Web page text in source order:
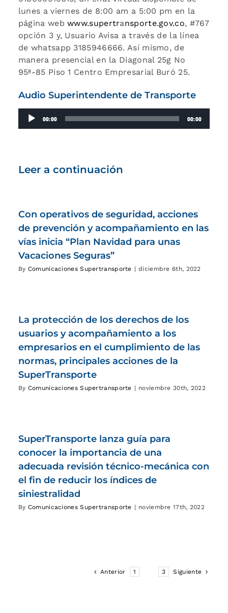
lunes a viernes de 8:00 am a 5:00 pm en la
página webwww.supertransporte.gov.co, #767
opción 3 y, Usuario Avisa a través de la línea
de whatsapp 3185946666. Así mismo, de
manera presencial en la Diagonal 25g No
95ª-85 Piso 1 Centro Empresarial Buró 25.
Audio Superintendente de Transporte
Reproductor
00:00 00:00
Leer a continuación
Con operativos de seguridad, acciones
de prevención y acompañamiento en las
vías inicia “Plan Navidad para unas
Vacaciones Seguras”
By Comunicaciones Supertransporte | diciembre 6th, 2022
La protección de los derechos de los
usuarios y acompañamiento a los
empresarios en el cumplimiento de las
normas, principales acciones de la
SuperTransporte
By Comunicaciones Supertransporte | noviembre 30th, 2022
SuperTransporte lanza guía para
conocer la importancia de una
adecuada revisión técnico-mecánica con
el fin de reducir los índices de
siniestralidad
By Comunicaciones Supertransporte | noviembre 17th, 2022
Anterior 1 3 Siguiente